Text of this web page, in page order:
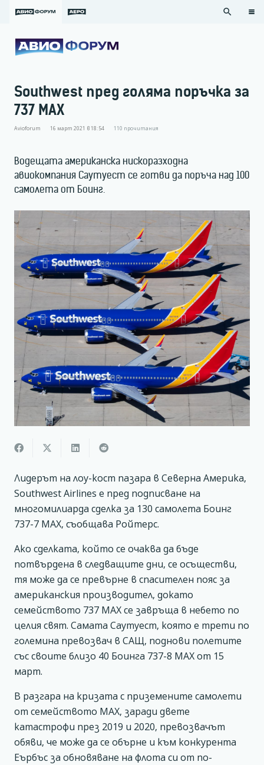
search
Southwest пред голяма поръчка за
737 MAX
Avioforum 16 март 2021 в 18:54 110 прочитания
Водещата американска нискоразходна
авиокомпания Саутуест се готви да поръча над 100
самолета от Боинг.
Лидерът на лоу-кост пазара в Северна Америка,
Southwest Airlines е пред подписване на
многомилиарда сделка за 130 самолета Боинг
737-7 MAX, съобщава Ройтерс.
Ако сделката, който се очаква да бъде
потвърдена в следващите дни, се осъществи,
тя може да се превърне в спасителен пояс за
американския производител, докато
семейството 737 МАХ се завръща в небето по
целия свят. Самата Саутуест, която е трети по
големина превозвач в САЩ, поднови полетите
със своите близо 40 Боинга 737-8 МАХ от 15
март.
В разгара на кризата с приземените самолети
от семейството МАХ, заради двете
катастрофи през 2019 и 2020, превозвачът
обяви, че може да се обърне и към конкурента
Еърбъс за обновяване на флота си от по-